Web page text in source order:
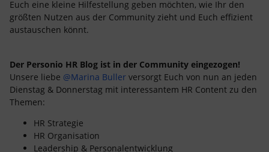
Euch eine kleine Hilfestellung geben möchten, wie Ihr den
größten Nutzen aus der Community zieht und Euch effizient
austauschen könnt.
Der Personio HR Blog ist in der Community eingezogen!
Unsere liebe @Marina Buller versorgt Euch von nun an jeden
Dienstag & Donnerstag mit interessantem HR Content zu den
Themen:
HR Strategie
HR Organisation
Leadership & Personalentwicklung